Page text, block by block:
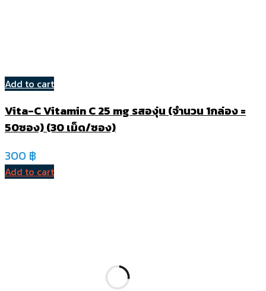
Add to cart
Vita-C Vitamin C 25 mg รสองุ่น (จำนวน 1กล่อง =
50ซอง) (30 เม็ด/ซอง)
300 ฿
Add to cart